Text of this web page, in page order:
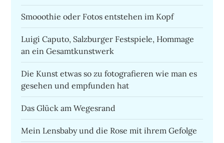
Smooothie oder Fotos entstehen im Kopf
Luigi Caputo, Salzburger Festspiele, Hommage
an ein Gesamtkunstwerk
Die Kunst etwas so zu fotografieren wie man es
gesehen und empfunden hat
Das Glück am Wegesrand
Mein Lensbaby und die Rose mit ihrem Gefolge